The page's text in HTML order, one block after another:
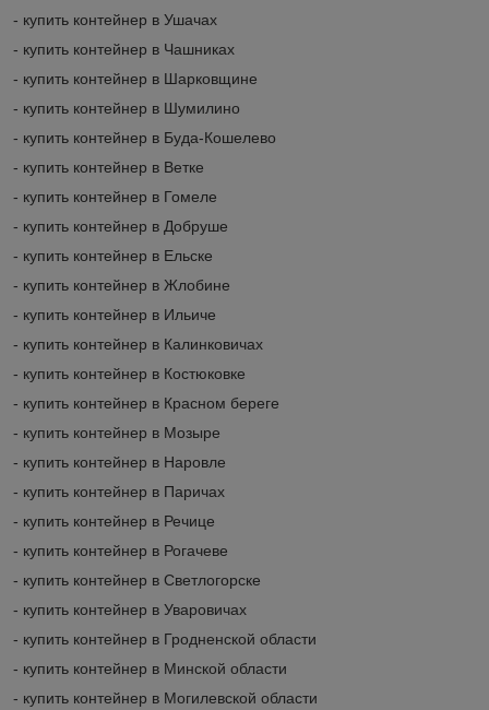
- купить контейнер в Ушачах
- купить контейнер в Чашниках
- купить контейнер в Шарковщине
- купить контейнер в Шумилино
- купить контейнер в Буда-Кошелево
- купить контейнер в Ветке
- купить контейнер в Гомеле
- купить контейнер в Добруше
- купить контейнер в Ельске
- купить контейнер в Жлобине
- купить контейнер в Ильиче
- купить контейнер в Калинковичах
- купить контейнер в Костюковке
- купить контейнер в Красном береге
- купить контейнер в Мозыре
- купить контейнер в Наровле
- купить контейнер в Паричах
- купить контейнер в Речице
- купить контейнер в Рогачеве
- купить контейнер в Светлогорске
- купить контейнер в Уваровичах
- купить контейнер в Гродненской области
- купить контейнер в Минской области
- купить контейнер в Могилевской области